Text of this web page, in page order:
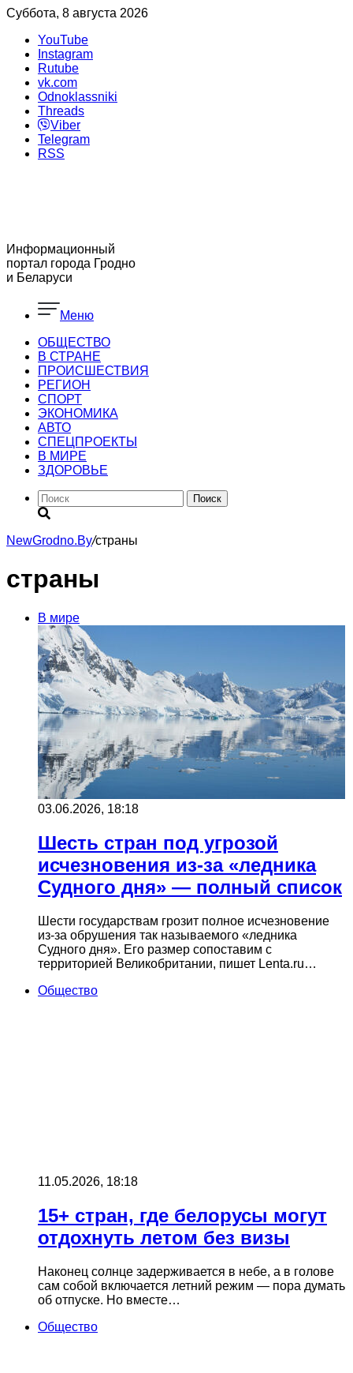
Суббота, 8 августа 2026
YouTube
Instagram
Rutube
vk.com
Odnoklassniki
Threads
Viber
Telegram
RSS
Информационный
портал города Гродно
и Беларуси
Меню
ОБЩЕСТВО
В СТРАНЕ
ПРОИСШЕСТВИЯ
РЕГИОН
CПОРТ
ЭКОНОМИКА
АВТО
СПЕЦПРОЕКТЫ
В МИРЕ
ЗДОРОВЬЕ
Поиск
NewGrodno.By/страны
страны
В мире
03.06.2026, 18:18
Шесть стран под угрозой
исчезновения из-за «ледника
Судного дня» — полный список
Шести государствам грозит полное исчезновение
из-за обрушения так называемого «ледника
Судного дня». Его размер сопоставим с
территорией Великобритании, пишет Lenta.ru…
Общество
11.05.2026, 18:18
15+ стран, где белорусы могут
отдохнуть летом без визы
Наконец солнце задерживается в небе, а в голове
сам собой включается летний режим — пора думать
об отпуске. Но вместе…
Общество